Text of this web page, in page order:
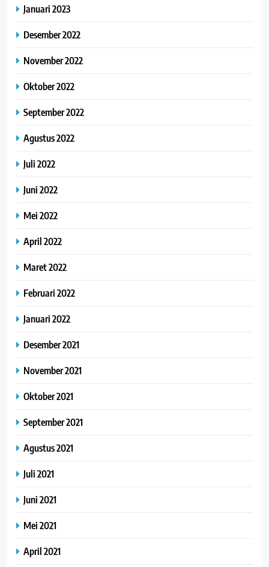
Januari 2023
Desember 2022
November 2022
Oktober 2022
September 2022
Agustus 2022
Juli 2022
Juni 2022
Mei 2022
April 2022
Maret 2022
Februari 2022
Januari 2022
Desember 2021
November 2021
Oktober 2021
September 2021
Agustus 2021
Juli 2021
Juni 2021
Mei 2021
April 2021